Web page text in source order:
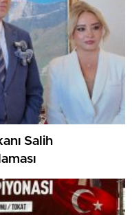
Salih